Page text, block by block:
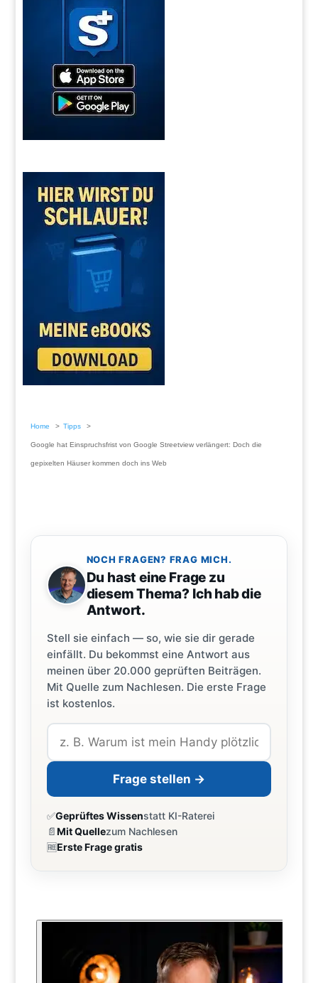
Home Tipps
Google hat Einspruchsfrist von Google Streetview verlängert: Doch die
gepixelten Häuser kommen doch ins Web
NOCH FRAGEN? FRAG MICH.
Du hast eine Frage zu
diesem Thema? Ich hab die
Antwort.
Stell sie einfach — so, wie sie dir gerade
einfällt. Du bekommst eine Antwort aus
meinen über 20.000 geprüften Beiträgen.
Mit Quelle zum Nachlesen. Die erste Frage
ist kostenlos.
Frage stellen →
✅Geprüftes Wissenstatt KI-Raterei
📄Mit Quellezum Nachlesen
🆓Erste Frage gratis